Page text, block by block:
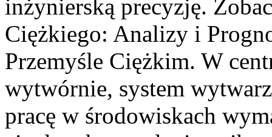
inżynierską precyzję.
Ciężkiego: Analizy i
Przemyśle Ciężkim. W
wytwórnie, system
pracę w środowiskach